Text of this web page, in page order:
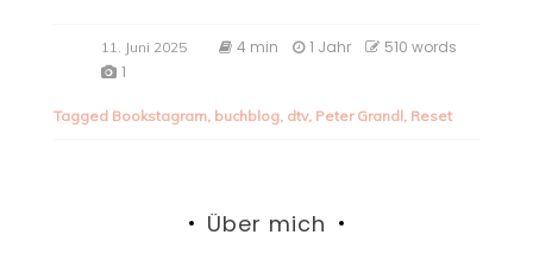
11. Juni 2025 4 min 1 Jahr
510 words
1
Tagged Bookstagram, buchblog, dtv, Peter Grandl, Reset
Über mich